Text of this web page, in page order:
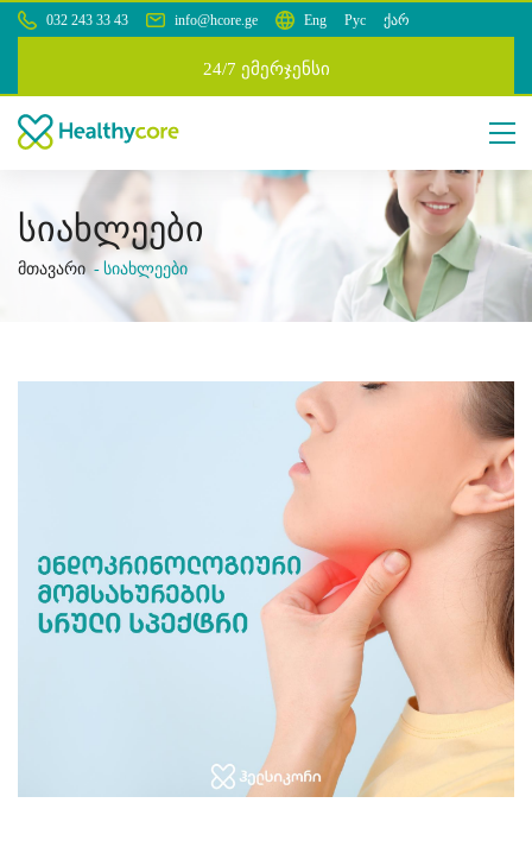
032 243 33 43 info@hcore.ge Eng Рус ქარ
24/7 ემერჯენსი
სიახლეები
მთავარი სიახლეები